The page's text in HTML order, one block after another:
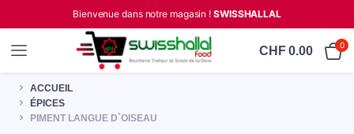
Bienvenue dans notre magasin ! SWISSHALLAL
CHF0.00 0
ACCUEIL
ÉPICES
PIMENT LANGUE D`OISEAU